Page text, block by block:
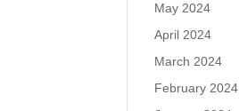
May 2024
April 2024
March 2024
February 2024